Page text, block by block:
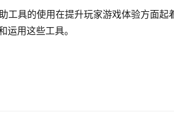
工具的使用在提升玩家游戏体验方面起
用这些工具。